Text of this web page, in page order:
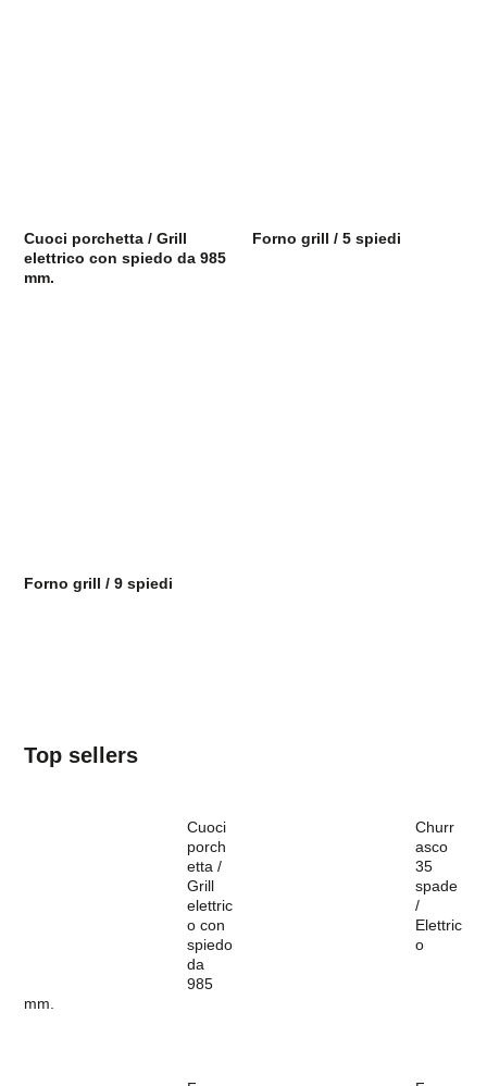
Top sellers
Cuoci
porch
etta /
Grill
elettric
o con
spiedo
da
985
mm.
Churr
asco
35
spade
/
Elettric
o
Cuoci porchetta / Grill
elettrico con spiedo da 985
mm.
Forno grill / 5 spiedi
Forno grill / 9 spiedi